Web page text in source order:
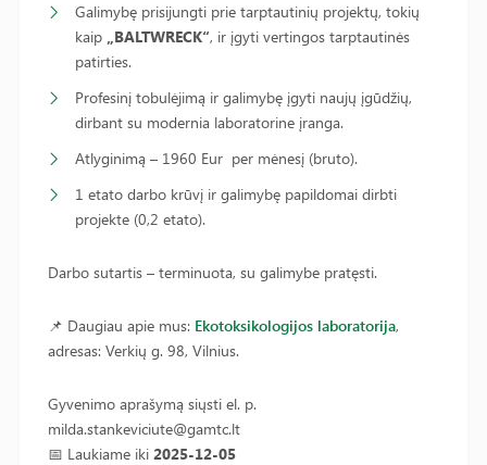
Galimybę prisijungti prie tarptautinių projektų, tokių
kaip „BALTWRECK“, ir įgyti vertingos tarptautinės
patirties.
Profesinį tobulėjimą ir galimybę įgyti naujų įgūdžių,
dirbant su modernia laboratorine įranga.
Atlyginimą – 1960 Eur per mėnesį (bruto).
1 etato darbo krūvį ir galimybę papildomai dirbti
projekte (0,2 etato).
Darbo sutartis – terminuota, su galimybe pratęsti.
📌 Daugiau apie mus: Ekotoksikologijos laboratorija,
adresas: Verkių g. 98, Vilnius.
Gyvenimo aprašymą siųsti el. p.
milda.stankeviciute@gamtc.lt
📅 Laukiame iki 2025-12-05